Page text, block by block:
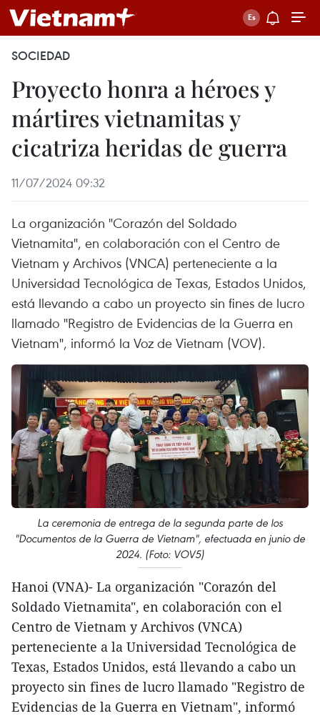
SOCIEDAD
Proyecto honra a héroes y
mártires vietnamitas y
cicatriza heridas de guerra
11/07/2024 09:32
La organización "Corazón del Soldado
Vietnamita", en colaboración con el Centro de
Vietnam y Archivos (VNCA) perteneciente a la
Universidad Tecnológica de Texas, Estados Unidos,
está llevando a cabo un proyecto sin fines de lucro
llamado "Registro de Evidencias de la Guerra en
Vietnam", informó la Voz de Vietnam (VOV).
La ceremonia de entrega de la segunda parte de los
"Documentos de la Guerra de Vietnam", efectuada en junio de
2024. (Foto: VOV5)
Hanoi (VNA)- La organización "Corazón del
Soldado Vietnamita", en colaboración con el
Centro de Vietnam y Archivos (VNCA)
perteneciente a la Universidad Tecnológica de
Texas, Estados Unidos, está llevando a cabo un
proyecto sin fines de lucro llamado "Registro de
Evidencias de la Guerra en Vietnam", informó